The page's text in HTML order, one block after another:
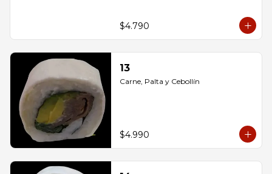
$4.790
13
Carne, Palta y Cebollín
$4.990